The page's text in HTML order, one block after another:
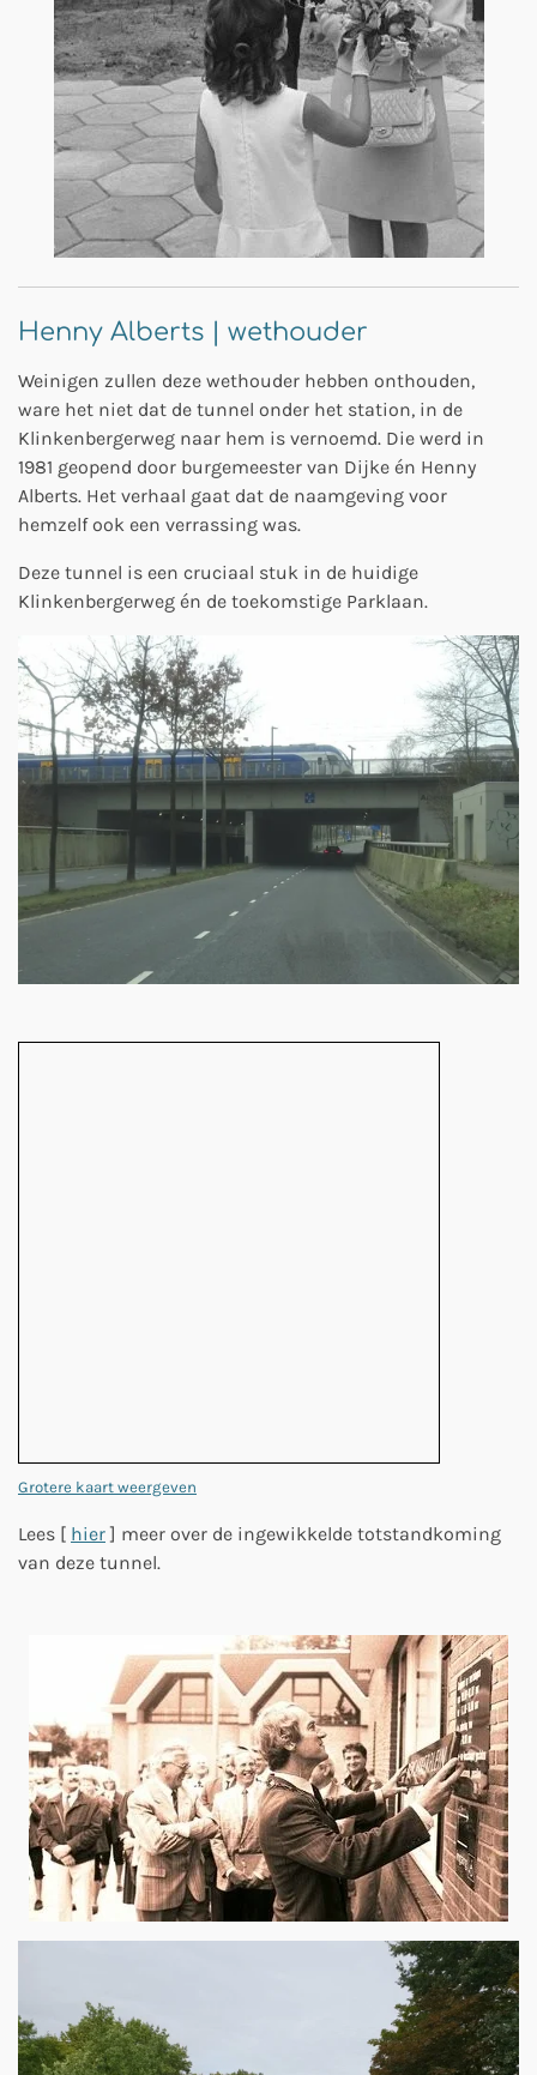
Henny Alberts | wethouder
Weinigen zullen deze wethouder hebben onthouden,
ware het niet dat de tunnel onder het station, in de
Klinkenbergerweg naar hem is vernoemd. Die werd in
1981 geopend door burgemeester van Dijke én Henny
Alberts. Het verhaal gaat dat de naamgeving voor
hemzelf ook een verrassing was.
Deze tunnel is een cruciaal stuk in de huidige
Klinkenbergerweg én de toekomstige Parklaan.
Grotere kaart weergeven
Lees [ hier] meer over de ingewikkelde totstandkoming
van deze tunnel.